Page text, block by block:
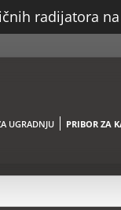
radijatora
UGRADNJU PRIBOR ZA